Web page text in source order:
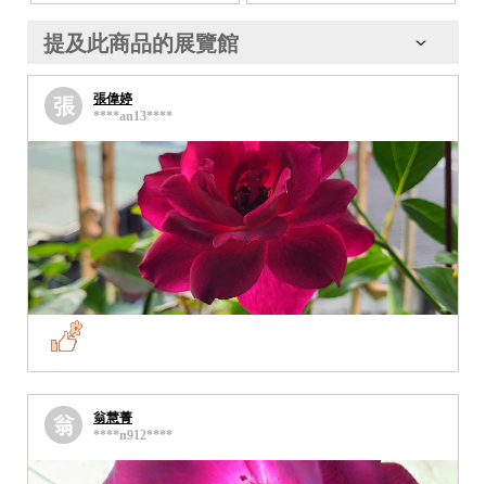
提及此商品的展覽館
張
張偉婷
****an13****
翁
翁慧菁
****n912****